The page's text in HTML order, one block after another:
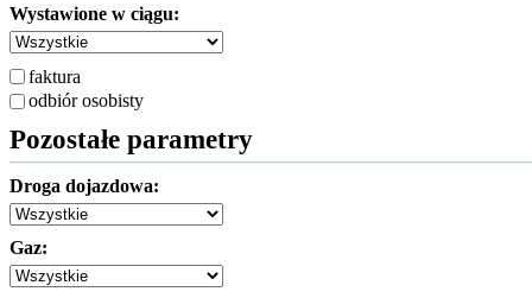
Wystawione w ciągu:
faktura
odbiór osobisty
Pozostałe parametry
Droga dojazdowa:
Gaz: